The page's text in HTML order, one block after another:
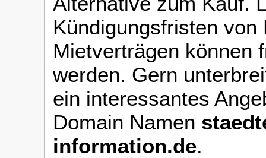
Kündigungsfristen von
Mietverträgen können
werden. Gern
ein interessantes
Domain Namen
information.de.